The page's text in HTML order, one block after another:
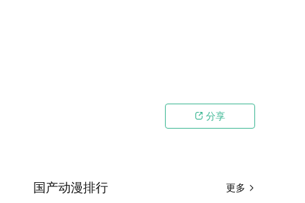
 分享
更多 
国产动漫排行